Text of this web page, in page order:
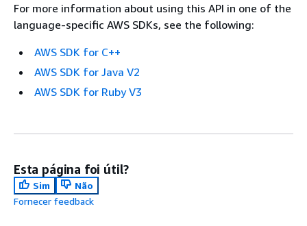
For more information about using this API in one of the
language-specific AWS SDKs, see the following:
AWS SDK for C++
AWS SDK for Java V2
AWS SDK for Ruby V3
Esta página foi útil?
Sim
Não
Fornecer feedback